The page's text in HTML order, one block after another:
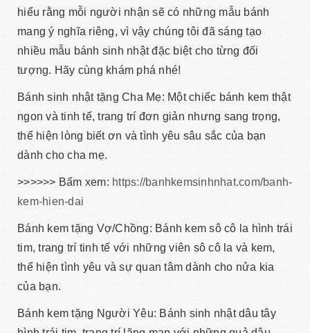
hiểu rằng mỗi người nhận sẽ có những mẫu bánh
mang ý nghĩa riêng, vì vậy chúng tôi đã sáng tạo
nhiều mẫu bánh sinh nhật đặc biệt cho từng đối
tượng. Hãy cùng khám phá nhé!
Bánh sinh nhật tặng Cha Mẹ: Một chiếc bánh kem thật
ngon và tinh tế, trang trí đơn giản nhưng sang trọng,
thể hiện lòng biết ơn và tình yêu sâu sắc của bạn
dành cho cha mẹ.
>>>>>> Bấm xem: https://banhkemsinhnhat.com/banh-
kem-hien-dai
Bánh kem tặng Vợ/Chồng: Bánh kem sô cô la hình trái
tim, trang trí tinh tế với những viên sô cô la và kem,
thể hiện tình yêu và sự quan tâm dành cho nửa kia
của bạn.
Bánh kem tặng Người Yêu: Bánh sinh nhật dâu tây